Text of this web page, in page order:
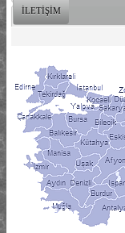
İLETİŞİM